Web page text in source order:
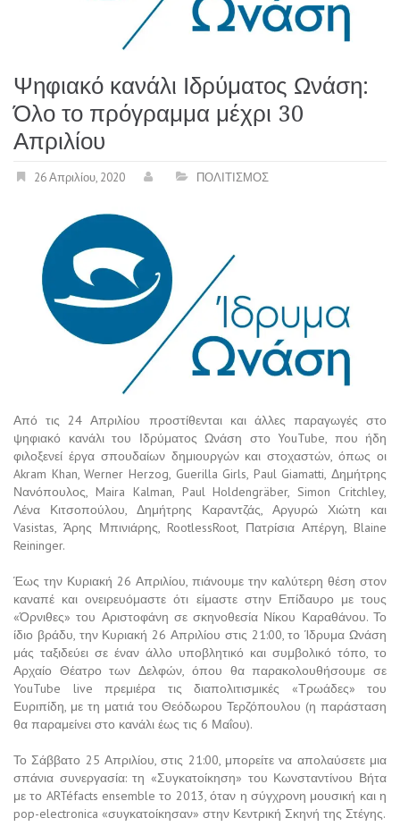
Ψηφιακό κανάλι Ιδρύματος Ωνάση:
Όλο το πρόγραμμα μέχρι 30
Απριλίου
26 Απριλίου, 2020 ΠΟΛΙΤΙΣΜΟΣ
Από τις 24 Απριλίου προστίθενται και άλλες παραγωγές στο
ψηφιακό κανάλι του Ιδρύματος Ωνάση στο YouTube, που ήδη
φιλοξενεί έργα σπουδαίων δημιουργών και στοχαστών, όπως οι
Akram Khan, Werner Herzog, Guerilla Girls, Paul Giamatti, Δημήτρης
Νανόπουλος, Maira Kalman, Paul Holdengräber, Simon Critchley,
Λένα Κιτσοπούλου, Δημήτρης Καραντζάς, Αργυρώ Χιώτη και
Vasistas, Άρης Μπινιάρης, RootlessRoot, Πατρίσια Απέργη, Blaine
Reininger.
Έως την Κυριακή 26 Απριλίου, πιάνουμε την καλύτερη θέση στον
καναπέ και ονειρευόμαστε ότι είμαστε στην Επίδαυρο με τους
«Όρνιθες» του Αριστοφάνη σε σκηνοθεσία Νίκου Καραθάνου. Το
ίδιο βράδυ, την Κυριακή 26 Απριλίου στις 21:00, το Ίδρυμα Ωνάση
μάς ταξιδεύει σε έναν άλλο υποβλητικό και συμβολικό τόπο, το
Αρχαίο Θέατρο των Δελφών, όπου θα παρακολουθήσουμε σε
YouTube live πρεμιέρα τις διαπολιτισμικές «Τρωάδες» του
Ευριπίδη, με τη ματιά του Θεόδωρου Τερζόπουλου (η παράσταση
θα παραμείνει στο κανάλι έως τις 6 Μαΐου).
Το Σάββατο 25 Απριλίου, στις 21:00, μπορείτε να απολαύσετε μια
σπάνια συνεργασία: τη «Συγκατοίκηση» του Κωνσταντίνου Βήτα
με το ARTéfacts ensemble το 2013, όταν η σύγχρονη μουσική και η
pop-electronica «συγκατοίκησαν» στην Κεντρική Σκηνή της Στέγης.